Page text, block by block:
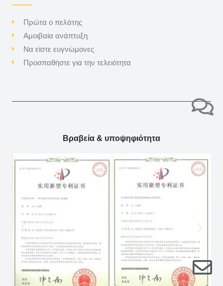
Πρώτα ο πελάτης
Αμοιβαία ανάπτυξη
Να είστε ευγνώμονες
Προσπαθήστε για την τελειότητα
Βραβεία & υποψηφιότητα